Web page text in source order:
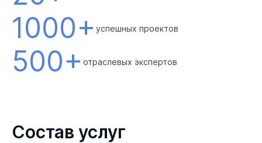
1000+ успешных проектов
500+ отраслевых экспертов
Состав услуг